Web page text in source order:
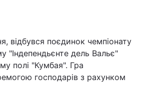
відбувся поєдинок чемпіонату
"Індепендьєнте дель Вальє"
полі "Кумбая". Гра
господарів з рахунком